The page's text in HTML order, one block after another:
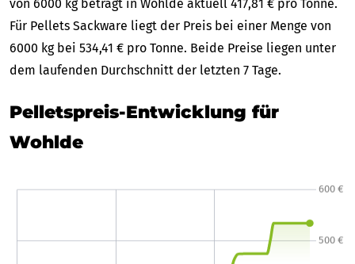
von 6000 kg beträgt in Wohlde aktuell 417,81 € pro Tonne.
Für Pellets Sackware liegt der Preis bei einer Menge von
6000 kg bei 534,41 € pro Tonne. Beide Preise liegen unter
dem laufenden Durchschnitt der letzten 7 Tage.
Pelletspreis-Entwicklung für
Wohlde